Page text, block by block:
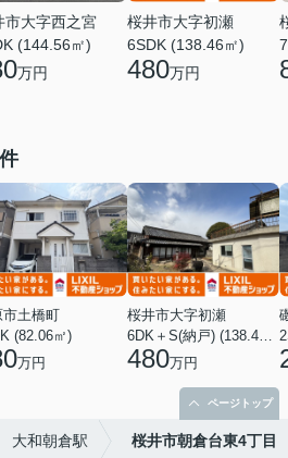
市大字西之宮
(144.56㎡)
万円
桜井市大字初瀬
6SDK (138.46㎡)
480万円
市土橋町
(82.06㎡)
万円
桜井市大字初瀬
480万円
大和朝倉駅 桜井市朝倉台東4丁目
ページトップ